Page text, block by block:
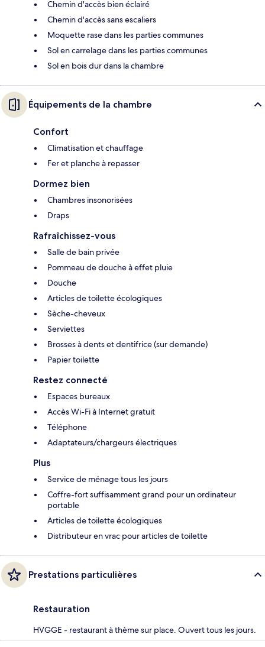
Chemin d'accès bien éclairé
Chemin d'accès sans escaliers
Moquette rase dans les parties communes
Sol en carrelage dans les parties communes
Sol en bois dur dans la chambre
Équipements de la chambre
Confort
Climatisation et chauffage
Fer et planche à repasser
Dormez bien
Chambres insonorisées
Draps
Rafraîchissez-vous
Salle de bain privée
Pommeau de douche à effet pluie
Douche
Articles de toilette écologiques
Sèche-cheveux
Serviettes
Brosses à dents et dentifrice (sur demande)
Papier toilette
Restez connecté
Espaces bureaux
Accès Wi-Fi à Internet gratuit
Téléphone
Adaptateurs/chargeurs électriques
Plus
Service de ménage tous les jours
Coffre-fort suffisamment grand pour un ordinateur
portable
Articles de toilette écologiques
Distributeur en vrac pour articles de toilette
Prestations particulières
Restauration
HVGGE - restaurant à thème sur place. Ouvert tous les jours.